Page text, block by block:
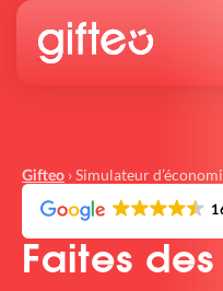
Gifteo ›Simulateur
Faites